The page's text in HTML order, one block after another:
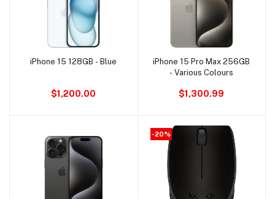
Ajouter au panier
iPhone 15 128GB - Blue
$1,200.00
Ajouter au panier
iPhone 15 Pro Max 256GB
- Various Colours
$1,300.99
-20%